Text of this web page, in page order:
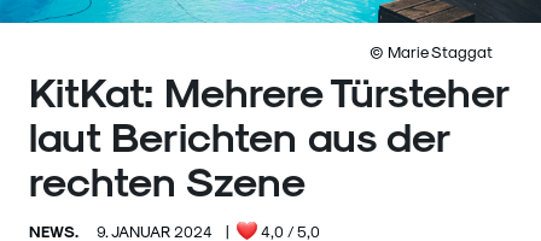
© Marie Staggat
KitKat: Mehrere Türsteher
laut Berichten aus der
rechten Szene
NEWS. 9. JANUAR 2024 | 4,0 / 5,0